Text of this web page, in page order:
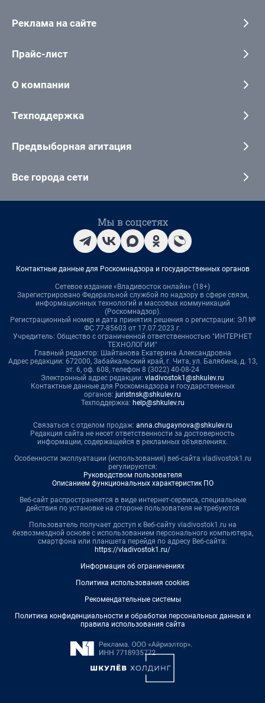
Реклама на сайте
Прайс-лист
О компании
Техподдержка
Предвыборная агитация
Все города сети
Мы в соцсетях
Контактные данные для Роскомнадзора и государственных органов
Сетевое издание «Владивосток онлайн» (18+)
Зарегистрировано Федеральной службой по надзору в сфере связи,
информационных технологий и массовых коммуникаций
(Роскомнадзор).
Регистрационный номер и дата принятия решения о регистрации: ЭЛ №
ФС 77-85603 от 17.07.2023 г.
Учредитель: Общество с ограниченной ответственностью "ИНТЕРНЕТ
ТЕХНОЛОГИИ"
Главный редактор: Шайтанова Екатерина Александровна
Адрес редакции: 672000, Забайкальский край, г. Чита, ул. Балябина, д. 13,
эт. 6, оф. 608, телефон 8 (3022) 40-08-24
Электронный адрес редакции: vladivostok1@shkulev.ru
Контактные данные для Роскомнадзора и государственных
органов: juristnsk@shkulev.ru
Техподдержка: help@shkulev.ru
Связаться с отделом продаж: anna.chugaynova@shkulev.ru
Редакция сайта не несет ответственности за достоверность
информации, содержащейся в рекламных объявлениях.
Особенности эксплуатации (использования) веб-сайта vladivostok1.ru
регулируются:
Руководством пользователя
Описанием функциональных характеристик ПО
Веб-сайт распространяется в виде интернет-сервиса, специальные
действия по установке на стороне пользователя не требуются
Пользователь получает доступ к Веб-сайту vladivostok1.ru на
безвозмездной основе с использованием персонального компьютера,
смартфона или планшета перейдя по адресу Веб-сайта:
https://vladivostok1.ru/
Информация об ограничениях
Политика использования cookies
Рекомендательные системы
Политика конфиденциальности и обработки персональных данных и
правила использования сайта